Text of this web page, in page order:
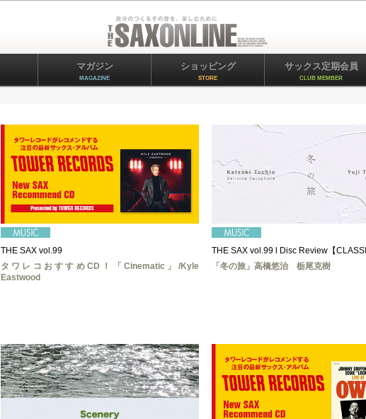
マガジン
MAGAZINE
ショッピング
STORE
サックス定期会員
CLUB MEMBER
THE SAX vol.99
タワレコおすすめCD！「Cinematic」/Kyle
Eastwood
THE SAX vol.99 l Disc Review【
「冬の旅」高橋悠治 栃尾克樹